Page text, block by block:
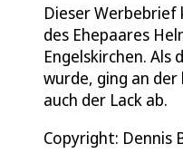
Dieser
des Ehepaares
Engelskirchen.
wurde, ging an
auch der Lack ab.
Copyright: Dennis